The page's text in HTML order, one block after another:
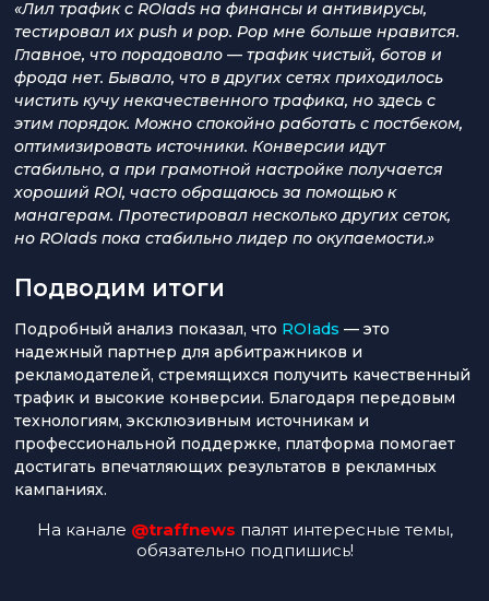
«Лил трафик с ROIads на финансы и антивирусы,
тестировал их push и pop. Pop мне больше нравится.
Главное, что порадовало — трафик чистый, ботов и
фрода нет. Бывало, что в других сетях приходилось
чистить кучу некачественного трафика, но здесь с
этим порядок. Можно спокойно работать с постбеком,
оптимизировать источники. Конверсии идут
стабильно, а при грамотной настройке получается
хороший ROI, часто обращаюсь за помощью к
манагерам. Протестировал несколько других сеток,
но ROIads пока стабильно лидер по окупаемости.»
Подводим итоги
Подробный анализ показал, что ROIads — это
надежный партнер для арбитражников и
рекламодателей, стремящихся получить качественный
трафик и высокие конверсии. Благодаря передовым
технологиям, эксклюзивным источникам и
профессиональной поддержке, платформа помогает
достигать впечатляющих результатов в рекламных
кампаниях.
На канале @traffnews палят интересные темы,
обязательно подпишись!